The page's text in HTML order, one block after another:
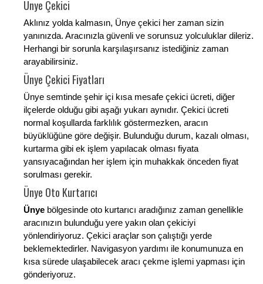
Ünye Çekici
Aklınız yolda kalmasın, Ünye çekici her zaman sizin
yanınızda. Aracınızla güvenli ve sorunsuz yolculuklar dileriz.
Herhangi bir sorunla karşılaşırsanız istediğiniz zaman
arayabilirsiniz.
Ünye Çekici Fiyatları
Ünye semtinde şehir içi kısa mesafe çekici ücreti, diğer
ilçelerde olduğu gibi aşağı yukarı aynıdır. Çekici ücreti
normal koşullarda farklılık göstermezken, aracın
büyüklüğüne göre değişir. Bulunduğu durum, kazalı olması,
kurtarma gibi ek işlem yapılacak olması fiyata
yansıyacağından her işlem için muhakkak önceden fiyat
sorulması gerekir.
Ünye Oto Kurtarıcı
Ünye bölgesinde oto kurtarıcı aradığınız zaman genellikle
aracınızın bulunduğu yere yakın olan çekiciyi
yönlendiriyoruz. Çekici araçlar son çalıştığı yerde
beklemektedirler. Navigasyon yardımı ile konumunuza en
kısa sürede ulaşabilecek aracı çekme işlemi yapması için
gönderiyoruz.